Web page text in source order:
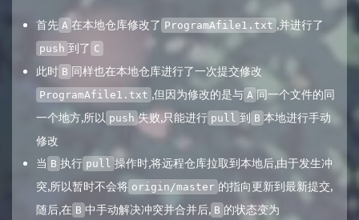
首先 A 在本地仓库修改了 ProgramAfile1.txt ,并进行了
push 到了 C
此时 B 同样也在本地仓库进行了一次提交修改
ProgramAfile1.txt ,但因为修改的是与 A 同一个文件的同
一个地方,所以 push 失败,只能进行 pull 到 B 本地进行手动
修改
当 B 执行 pull 操作时,将远程仓库拉取到本地后,由于发生冲
突,所以暂时不会将 origin/master 的指向更新到最新提交,
随后,在 B 中手动解决冲突并合并后, B 的状态变为